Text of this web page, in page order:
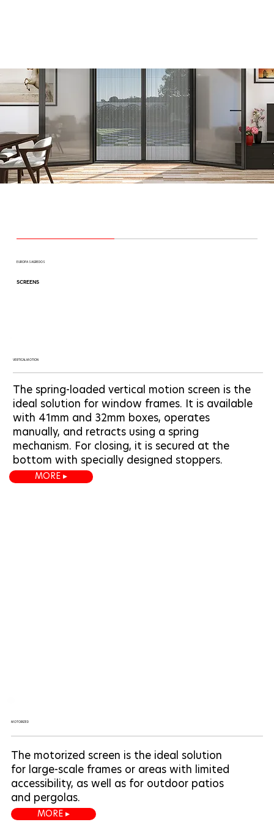
EUROPA SAGREDOS
SCREENS
VERTICAL MOTION
The spring-loaded vertical motion screen is the
ideal solution for window frames. It is available
with 41mm and 32mm boxes, operates
manually, and retracts using a spring
mechanism. For closing, it is secured at the
bottom with specially designed stoppers.
MORE ▸
MOTORIZED
The motorized screen is the ideal solution
for large-scale frames or areas with limited
accessibility, as well as for outdoor patios
and pergolas.
MORE ▸